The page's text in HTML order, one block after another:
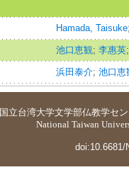
Hamada, Taisuke
池口恵観; 李惠英
浜田泰介; 池口恵
国立台湾大学文学部仏教学セ
National Taiwan
doi:10.6681/